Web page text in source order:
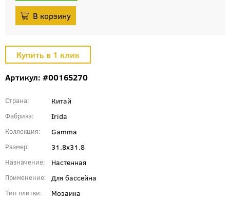
Артикул: #00165270
Страна Китай
Фабрика Irida
Коллекция Gamma
Размер 31.8x31.8
Назначение Настенная
Применение Для бассейна
Тип плитки Мозаика